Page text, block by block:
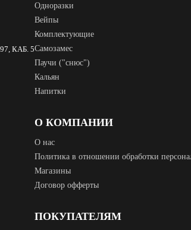
КАБ. 5
Одноразки
Вейпы
Комплектующие
Самозамес
Паучи ("снюс")
Кальян
Напитки
О КОМПАНИИ
О нас
Политика в отношении обработки
Магазины
Договор офферты
ПОКУПАТЕЛЯМ